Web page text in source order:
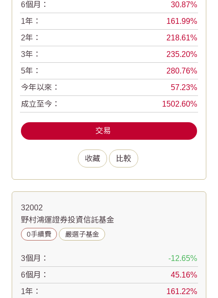
收藏 比較
6個月：
30.87
1年：
161.99
2年：
218.61
3年：
235.20
5年：
280.76
今年以來：
57.23
成立至今：
1502.60
交易
32002
野村鴻運證券投資信託基金
0手續費 嚴選子基金
3個月：
-12.65
6個月：
45.16
1年：
161.22